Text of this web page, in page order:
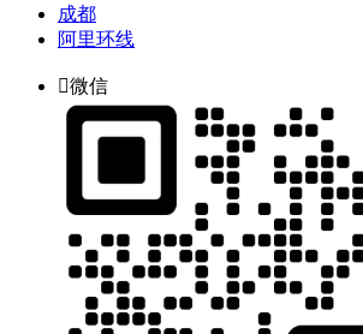
成都
阿里环线
微信